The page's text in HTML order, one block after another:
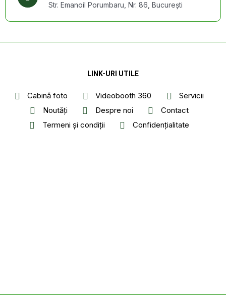
Str. Emanoil Porumbaru, Nr. 86, București
LINK-URI UTILE
Cabină foto Videobooth 360
Servicii
Noutăți
Despre noi
Contact
Termeni și condiții
Confidențialitate